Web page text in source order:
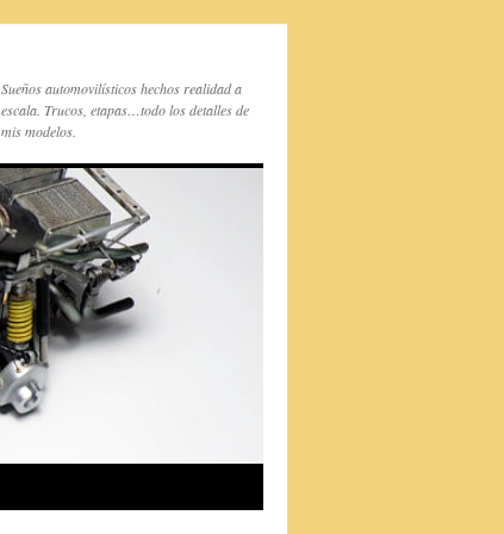
Sueños automovilísticos hechos realidad a
escala. Trucos, etapas…todo los detalles de
mis modelos.